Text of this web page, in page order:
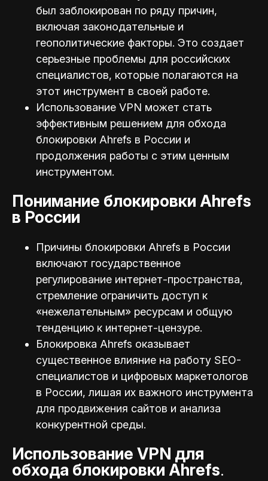
был заблокирован по ряду причин,
включая законодательные и
геополитические факторы. Это создает
серьезные проблемы для российских
специалистов, которые полагаются на
этот инструмент в своей работе.
Использование VPN может стать
эффективным решением для обхода
блокировки Ahrefs в России и
продолжения работы с этим ценным
инструментом.
Понимание блокировки Ahrefs
в России
Причины блокировки Ahrefs в России
включают государственное
регулирование интернет-пространства,
стремление ограничить доступ к
«нежелательным» ресурсам и общую
тенденцию к интернет-цензуре.
Блокировка Ahrefs оказывает
существенное влияние на работу SEO-
специалистов и цифровых маркетологов
в России, лишая их важного инструмента
для продвижения сайтов и анализа
конкурентной среды.
Использование VPN для
обхода блокировки Ahrefs.